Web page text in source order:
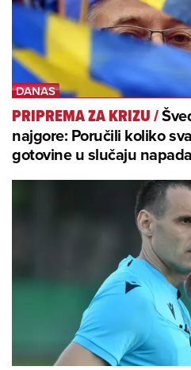
PRIPREMA ZA KRIZU/
najgore: Poručili koliko
gotovine u slučaju napada